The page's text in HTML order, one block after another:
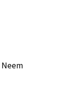
Neem